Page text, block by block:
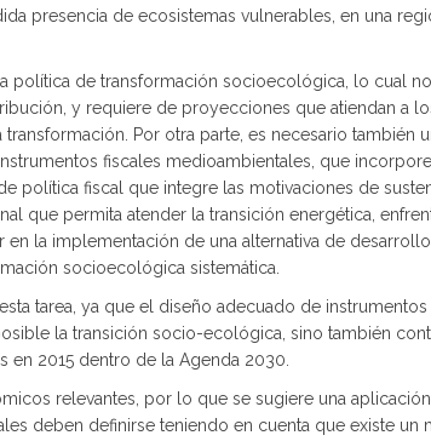
presencia de ecosistemas vulnerables, en una
política de transformación socioecológica, lo cual
y requiere de proyecciones que atiendan a
Por otra parte, es necesario también
fiscales medioambientales, que
política fiscal que integre las motivaciones de
que permita atender la transición energética,
en la implementación de una alternativa de
socioecológica sistemática.
tarea, ya que el diseño adecuado de
la transición socio-ecológica, sino también
en 2015 dentro de la Agenda 2030.
relevantes, por lo que se sugiere una
deben definirse teniendo en cuenta que existe